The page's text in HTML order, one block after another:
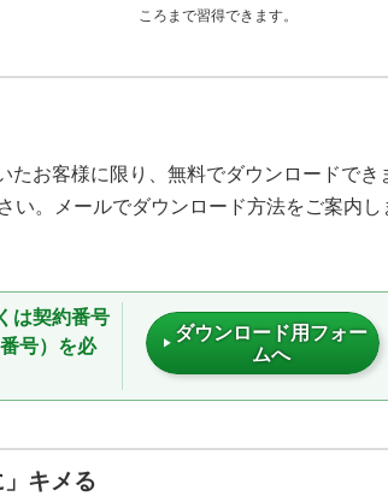
ころまで習得できます。
お客様に限り、無料でダウンロードでき
い。メールでダウンロード方法をご案内し
は契約番号
号）を必
ダウンロード用フォー
ムへ
キメる